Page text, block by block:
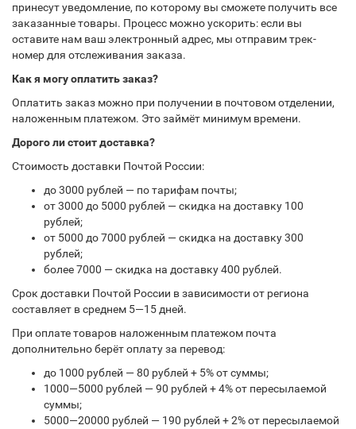
принесут уведомление, по которому вы сможете получить все
заказанные товары. Процесс можно ускорить: если вы
оставите нам ваш электронный адрес, мы отправим трек-
номер для отслеживания заказа.
Как я могу оплатить заказ?
Оплатить заказ можно при получении в почтовом отделении,
наложенным платежом. Это займёт минимум времени.
Дорого ли стоит доставка?
Стоимость доставки Почтой России:
до 3000 рублей — по тарифам почты;
от 3000 до 5000 рублей — скидка на доставку 100
рублей;
от 5000 до 7000 рублей — скидка на доставку 300
рублей;
более 7000 — скидка на доставку 400 рублей.
Срок доставки Почтой России в зависимости от региона
составляет в среднем 5—15 дней.
При оплате товаров наложенным платежом почта
дополнительно берёт оплату за перевод:
до 1000 рублей — 80 рублей + 5% от суммы;
1000—5000 рублей — 90 рублей + 4% от пересылаемой
суммы;
5000—20000 рублей — 190 рублей + 2% от пересылаемой